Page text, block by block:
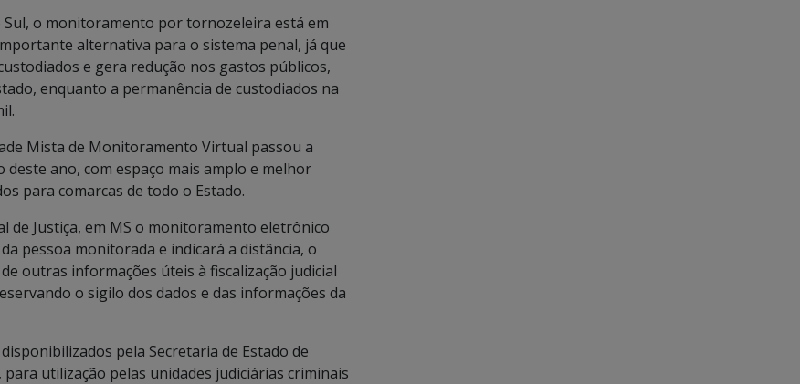
o monitoramento por tornozeleira está em
alternativa para o sistema penal, já que
e gera redução nos gastos públicos,
enquanto a permanência de custodiados na
Mista de Monitoramento Virtual passou a
ano, com espaço mais amplo e melhor
para comarcas de todo o Estado.
Justiça, em MS o monitoramento eletrônico
pessoa monitorada e indicará a distância, o
outras informações úteis à fiscalização judicial
o sigilo dos dados e das informações da
pela Secretaria de Estado de
utilização pelas unidades judiciárias criminais